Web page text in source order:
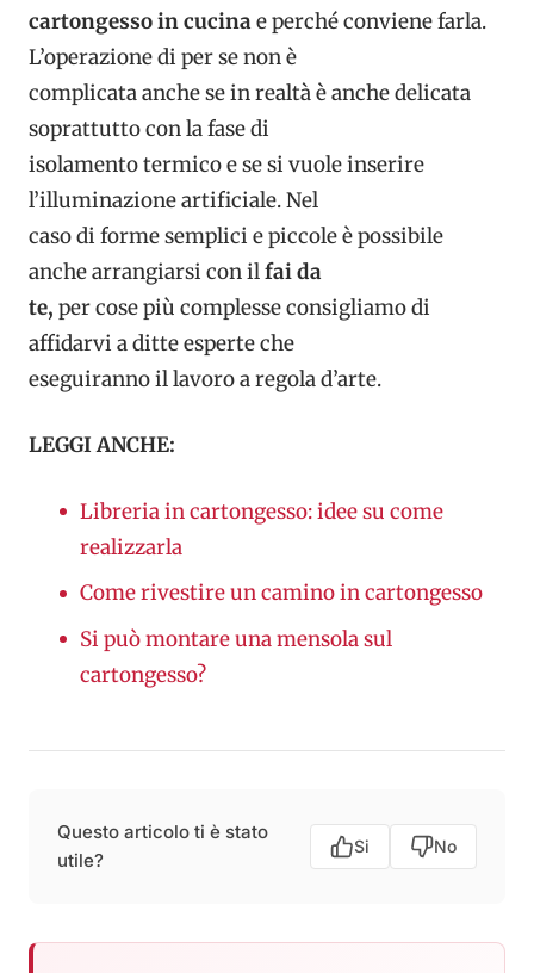
cartongesso in cucinae perché conviene farla.
L’operazione di per se non è
complicata anche se in realtà è anche delicata
soprattutto con la fase di
isolamento termico e se si vuole inserire
l’illuminazione artificiale. Nel
caso di forme semplici e piccole è possibile
anche arrangiarsi con ilfai da
te, per cose più complesse consigliamo di
affidarvi a ditte esperte che
eseguiranno il lavoro a regola d’arte.
LEGGI ANCHE:
Libreria in cartongesso: idee su come
realizzarla
Come rivestire un camino in cartongesso
Si può montare una mensola sul
cartongesso?
Questo articolo ti è stato
utile?
Si No